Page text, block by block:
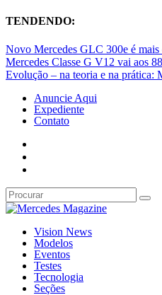
TENDENDO:
Novo Mercedes GLC 300e é mais
Mercedes Classe G V12 vai aos
Evolução – na teoria e na prática:
Anuncie Aqui
Expediente
Contato
Vision News
Modelos
Eventos
Testes
Tecnologia
Seções